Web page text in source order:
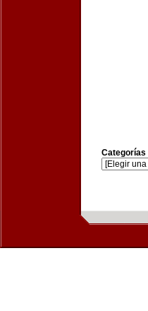
Categorías